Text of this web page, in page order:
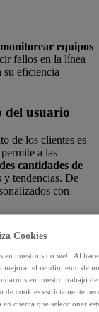
monitorear equipos
fallos en la línea
su eficiencia
del usuario
de los clientes es
a las
cantidades de
y tendencias. De
con
a evaluar con
administrar de
modo,se
lo que los
funciones más
Cookies
en nuestro sitio web. Al
mejorar el rendimiento de
en nuestro trabajo
de cookies estrictamente
en cuenta que seleccionar